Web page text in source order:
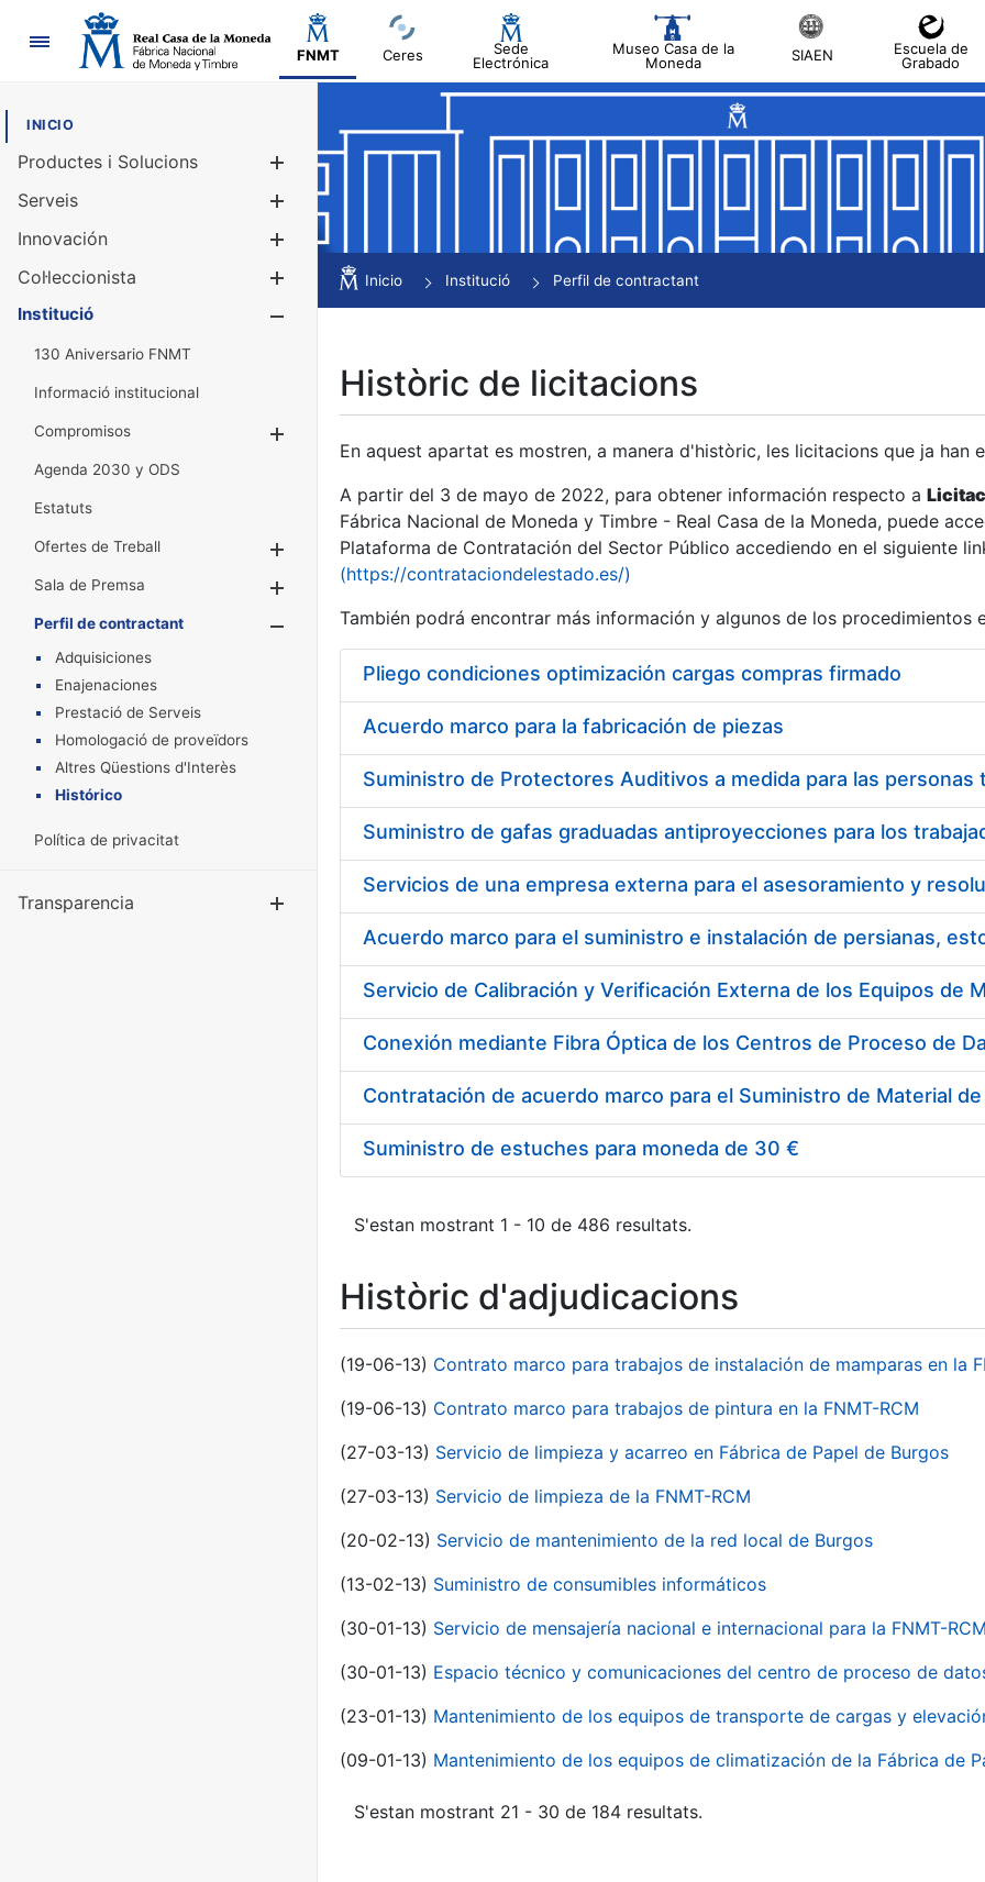
Navegació
FNMT Ceres
Sede
Electrónica
Museo Casa de la
Moneda
SIAEN
Escuela de
Grabado
INICIO
Productes i Solucions
Mostra/Amaga
Serveis
Innovación
Col·leccionista
Mostra/Amaga
Institució
130 Aniversario FNMT
Informació institucional
Compromisos
Agenda 2030 y ODS
Estatuts
Ofertes de Treball
Mostra/Amaga
Sala de Premsa
Mostra/Amaga
Perfil de contractant
Mostra/Amaga
Adquisiciones
Enajenaciones
Prestació de Serveis
Homologació de proveïdors
Altres Qüestions d'Interès
Histórico
Política de privacitat
Transparencia
Inicio Institució Perfil de contractant
Històric de licitacions
En aquest apartat es mostren, a manera d'històric, les licitacions que ja
A partir del 3 de mayo de 2022, para obtener información respecto a
Fábrica Nacional de Moneda y Timbre - Real Casa de la Moneda, puede
Plataforma de Contratación del Sector Público accediendo en el siguiente
(https://contrataciondelestado.es/)
También podrá encontrar más información y algunos de los procedimientos
Pliego condiciones optimización cargas compras firmado
Acuerdo marco para la fabricación de piezas
Acuerdo marco para el suministro e instalación de persianas,
Suministro de estuches para moneda de 30 €
S'estan mostrant 1 - 10 de 486 resultats.
Històric d'adjudicacions
(19-06-13) Contrato marco para trabajos de instalación de mamparas en la
(19-06-13) Contrato marco para trabajos de pintura en la FNMT-RCM
(27-03-13) Servicio de limpieza y acarreo en Fábrica de Papel de Burgos
(27-03-13) Servicio de limpieza de la FNMT-RCM
(20-02-13) Servicio de mantenimiento de la red local de Burgos
(13-02-13) Suministro de consumibles informáticos
(30-01-13) Servicio de mensajería nacional e internacional para la FNMT-
(30-01-13) Espacio técnico y comunicaciones del centro de proceso de
(23-01-13) Mantenimiento de los equipos de transporte de cargas y
(09-01-13) Mantenimiento de los equipos de climatización de la Fábrica de
S'estan mostrant 21 - 30 de 184 resultats.